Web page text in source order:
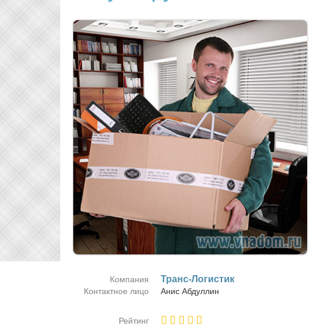
Компания Транс-Ло­ги­стик
Контактное лицо Анис Аб­дул­лин
Рейтинг